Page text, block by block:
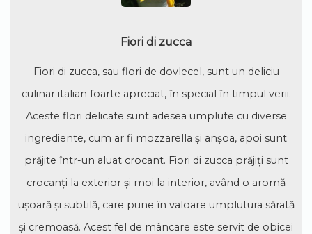
Fiori di zucca
Fiori di zucca, sau flori de dovlecel, sunt un deliciu
culinar italian foarte apreciat, în special în timpul verii.
Aceste flori delicate sunt adesea umplute cu diverse
ingrediente, cum ar fi mozzarella și anșoa, apoi sunt
prăjite într-un aluat crocant. Fiori di zucca prăjiți sunt
crocanți la exterior și moi la interior, având o aromă
ușoară și subtilă, care pune în valoare umplutura sărată
și cremoasă. Acest fel de mâncare este servit de obicei